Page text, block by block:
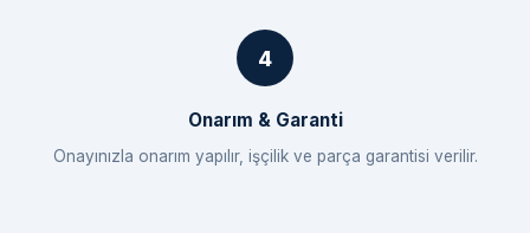
Onarım & Garanti
Onayınızla onarım yapılır, işçilik ve parça garantisi verilir.